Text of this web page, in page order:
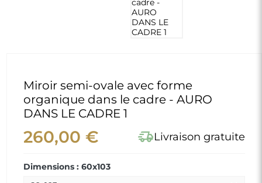
Miroir semi-ovale avec forme
organique dans le cadre - AURO
DANS LE CADRE 1
260,00 € delivery_truck_speedLivraison gratuite
Dimensions : 60x103